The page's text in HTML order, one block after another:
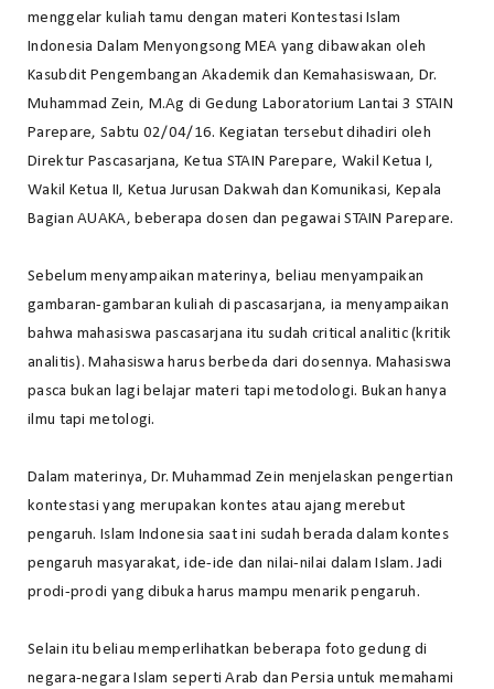
menggelar kuliah tamu dengan materi Kontestasi Islam
Indonesia Dalam Menyongsong MEA yang dibawakan oleh
Kasubdit Pengembangan Akademik dan Kemahasiswaan, Dr.
Muhammad Zein, M.Ag di Gedung Laboratorium Lantai 3 STAIN
Parepare, Sabtu 02/04/16. Kegiatan tersebut dihadiri oleh
Direktur Pascasarjana, Ketua STAIN Parepare, Wakil Ketua I,
Wakil Ketua II, Ketua Jurusan Dakwah dan Komunikasi, Kepala
Bagian AUAKA, beberapa dosen dan pegawai STAIN Parepare.
Sebelum menyampaikan materinya, beliau menyampaikan
gambaran-gambaran kuliah di pascasarjana, ia menyampaikan
bahwa mahasiswa pascasarjana itu sudah critical analitic(kritik
analitis). Mahasiswa harus berbeda dari dosennya. Mahasiswa
pasca bukan lagi belajar materi tapi metodologi. Bukan hanya
ilmu tapi metologi.
Dalam materinya, Dr. Muhammad Zein menjelaskan pengertian
kontestasi yang merupakan kontes atau ajang merebut
pengaruh. Islam Indonesia saat ini sudah berada dalam kontes
pengaruh masyarakat, ide-ide dan nilai-nilai dalam Islam. Jadi
prodi-prodi yang dibuka harus mampu menarik pengaruh.
Selain itu beliau memperlihatkan beberapa foto gedung di
negara-negara Islam seperti Arab dan Persia untuk memahami